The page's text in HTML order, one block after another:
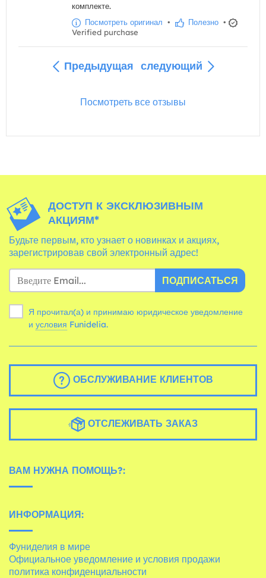
комплекте.
Посмотреть оригинал • Полезно •
Verified purchase
Предыдущая следующий
Посмотреть все отзывы
ДОСТУП К ЭКСКЛЮЗИВНЫМ
АКЦИЯМ*
Будьте первым, кто узнает о новинках и акциях,
зарегистрировав свой электронный адрес!
ПОДПИСАТЬСЯ
Я прочитал(а) и принимаю юридическое уведомление
и условия Funidelia.
ОБСЛУЖИВАНИЕ КЛИЕНТОВ
ОТСЛЕЖИВАТЬ ЗАКАЗ
ВАМ НУЖНА ПОМОЩЬ?:
ИНФОРМАЦИЯ:
Фуниделия в мире
Официальное уведомление и условия продажи
политика конфиденциальности